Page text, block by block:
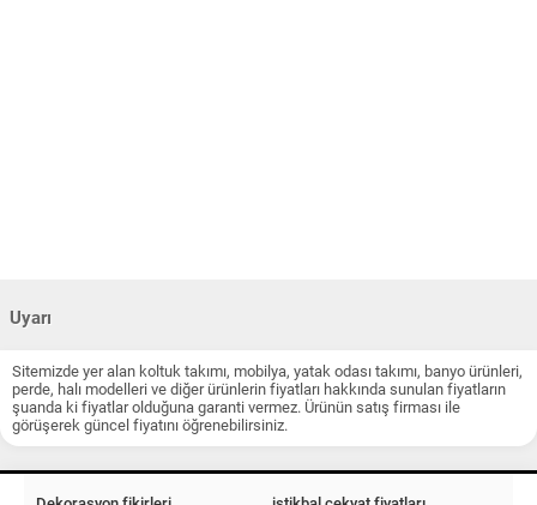
Uyarı
Sitemizde yer alan koltuk takımı, mobilya, yatak odası takımı, banyo ürünleri,
perde, halı modelleri ve diğer ürünlerin fiyatları hakkında sunulan fiyatların
şuanda ki fiyatlar olduğuna garanti vermez. Ürünün satış firması ile
görüşerek güncel fiyatını öğrenebilirsiniz.